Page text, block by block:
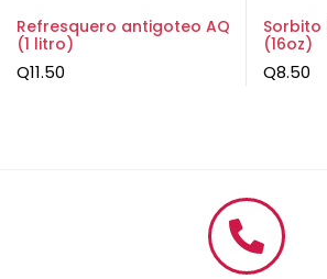
Refresquero antigoteo AQ
(1 litro)
Q11.50
Sorbito
(16oz)
Q8.50